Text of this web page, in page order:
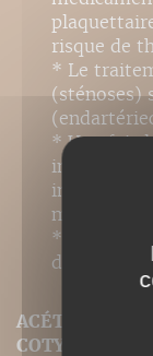
risque de
* Le
(sténoses)
* Une fois
intensive
maximum
* Il est
des
ACÉTABULUM
COTYLE)